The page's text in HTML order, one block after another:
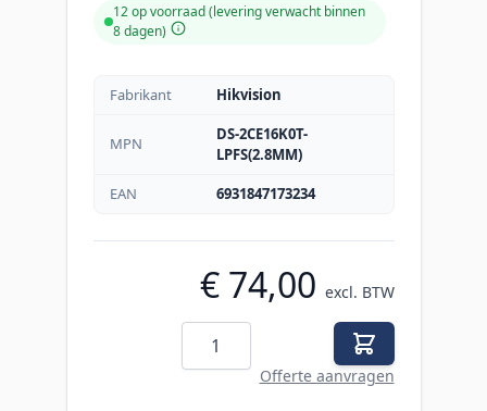
12 op voorraad (levering verwacht binnen
8 dagen)
Fabrikant Hikvision
MPN
DS-2CE16K0T-
LPFS(2.8MM)
EAN
6931847173234
€ 74,00 excl. BTW
Aantal
Offerte aanvragen